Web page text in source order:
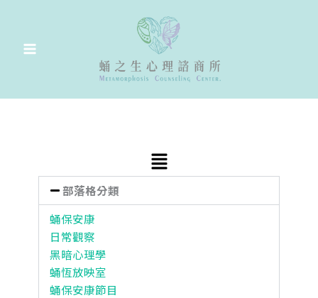
容
Main
部落格分類
蛹保安康
日常觀察
黑暗心理學
蛹恆放映室
蛹保安康節目